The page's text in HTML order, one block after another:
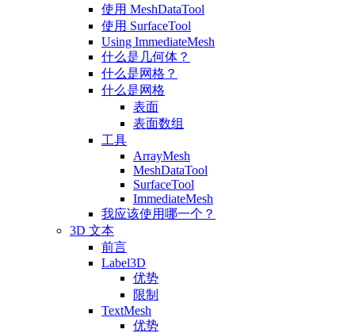
使用 MeshDataTool
使用 SurfaceTool
Using ImmediateMesh
什么是几何体？
什么是网格？
什么是网格
表面
表面数组
工具
ArrayMesh
MeshDataTool
SurfaceTool
ImmediateMesh
我应该使用哪一个？
3D 文本
前言
Label3D
优势
限制
TextMesh
优势